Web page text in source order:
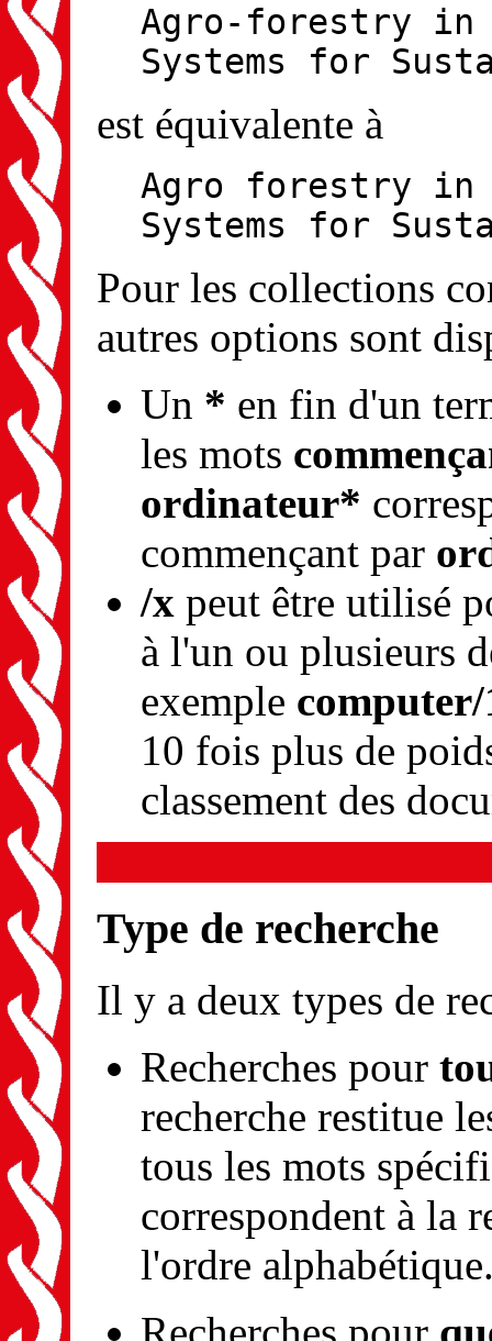
Agro-forestry
Systems for
est équivalente à
Agro forestry
Systems for
Pour les collections
autres options sont
Un * en fin d'un
les mots
ordinateur*
commençant par
/x peut être utilisé
à l'un ou plusieurs
exemple computer/
10 fois plus de
classement des
Type de recherche
Il y a deux types de
Recherches pour
recherche restitue
tous les mots
correspondent à la
l'ordre